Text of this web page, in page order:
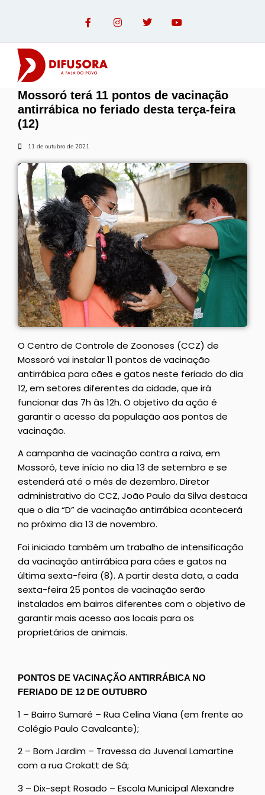
Mossoró terá 11 pontos de vacinação
antirrábica no feriado desta terça-feira
(12)
11 de outubro de 2021
O Centro de Controle de Zoonoses (CCZ) de
Mossoró vai instalar 11 pontos de vacinação
antirrábica para cães e gatos neste feriado do dia
12, em setores diferentes da cidade, que irá
funcionar das 7h às 12h. O objetivo da ação é
garantir o acesso da população aos pontos de
vacinação.
A campanha de vacinação contra a raiva, em
Mossoró, teve início no dia 13 de setembro e se
estenderá até o mês de dezembro. Diretor
administrativo do CCZ, João Paulo da Silva destaca
que o dia “D” de vacinação antirrábica acontecerá
no próximo dia 13 de novembro.
Foi iniciado também um trabalho de intensificação
da vacinação antirrábica para cães e gatos na
última sexta-feira (8). A partir desta data, a cada
sexta-feira 25 pontos de vacinação serão
instalados em bairros diferentes com o objetivo de
garantir mais acesso aos locais para os
proprietários de animais.
PONTOS DE VACINAÇÃO ANTIRRÁBICA NO
FERIADO DE 12 DE OUTUBRO
1 – Bairro Sumaré – Rua Celina Viana (em frente ao
Colégio Paulo Cavalcante);
2 – Bom Jardim – Travessa da Juvenal Lamartine
com a rua Crokatt de Sá;
3 – Dix-sept Rosado – Escola Municipal Alexandre